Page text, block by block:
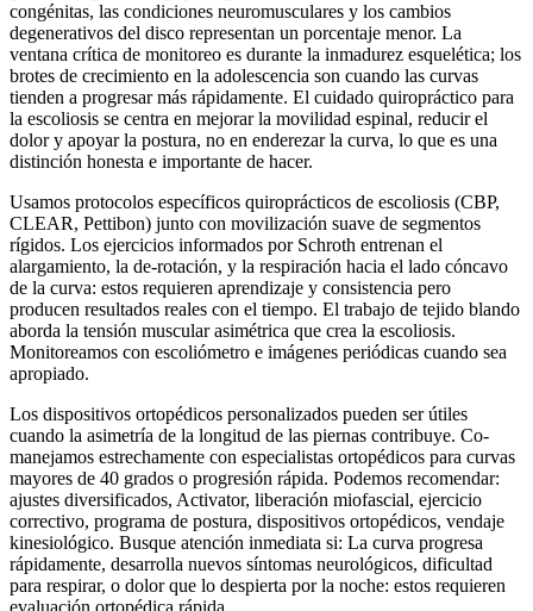
congénitas, las condiciones neuromusculares y los cambios
degenerativos del disco representan un porcentaje menor. La
ventana crítica de monitoreo es durante la inmadurez esquelética; los
brotes de crecimiento en la adolescencia son cuando las curvas
tienden a progresar más rápidamente. El cuidado quiropráctico para
la escoliosis se centra en mejorar la movilidad espinal, reducir el
dolor y apoyar la postura, no en enderezar la curva, lo que es una
distinción honesta e importante de hacer.
Usamos protocolos específicos quiroprácticos de escoliosis (CBP,
CLEAR, Pettibon) junto con movilización suave de segmentos
rígidos. Los ejercicios informados por Schroth entrenan el
alargamiento, la de-rotación, y la respiración hacia el lado cóncavo
de la curva: estos requieren aprendizaje y consistencia pero
producen resultados reales con el tiempo. El trabajo de tejido blando
aborda la tensión muscular asimétrica que crea la escoliosis.
Monitoreamos con escoliómetro e imágenes periódicas cuando sea
apropiado.
Los dispositivos ortopédicos personalizados pueden ser útiles
cuando la asimetría de la longitud de las piernas contribuye. Co-
manejamos estrechamente con especialistas ortopédicos para curvas
mayores de 40 grados o progresión rápida. Podemos recomendar:
ajustes diversificados, Activator, liberación miofascial, ejercicio
correctivo, programa de postura, dispositivos ortopédicos, vendaje
kinesiológico. Busque atención inmediata si: La curva progresa
rápidamente, desarrolla nuevos síntomas neurológicos, dificultad
para respirar, o dolor que lo despierta por la noche: estos requieren
evaluación ortopédica rápida.